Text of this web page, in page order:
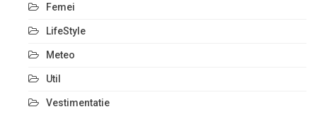
Femei
LifeStyle
Meteo
Util
Vestimentatie